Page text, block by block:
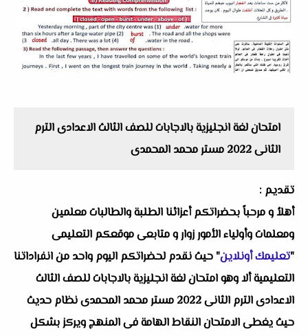
امتحان لغة انجليزية بالاجابات للصف الثالث الاعدادى الترم
الثانى 2022 مستر محمد المحمدى
تقديم :
أهلاُ و مرحباً بحضراتكم أعزائنا الطلبة والطالبات معلمين
ومعلمات وأولياء الأمور زوار و متابعى موقعكم التعليمى
"تعليمك أونلاين" حيث نقدم لحضراتكم اليوم واحد من انفراداتنا
التعليمية ألا وهو امتحان لغة انجليزية بالاجابات للصف الثالث
الاعدادى الترم الثانى 2022 مستر محمد المحمدى نظام حديث
حيث يغطى الامتحان النقاط الهامة فى المنهج ويركز بشكل